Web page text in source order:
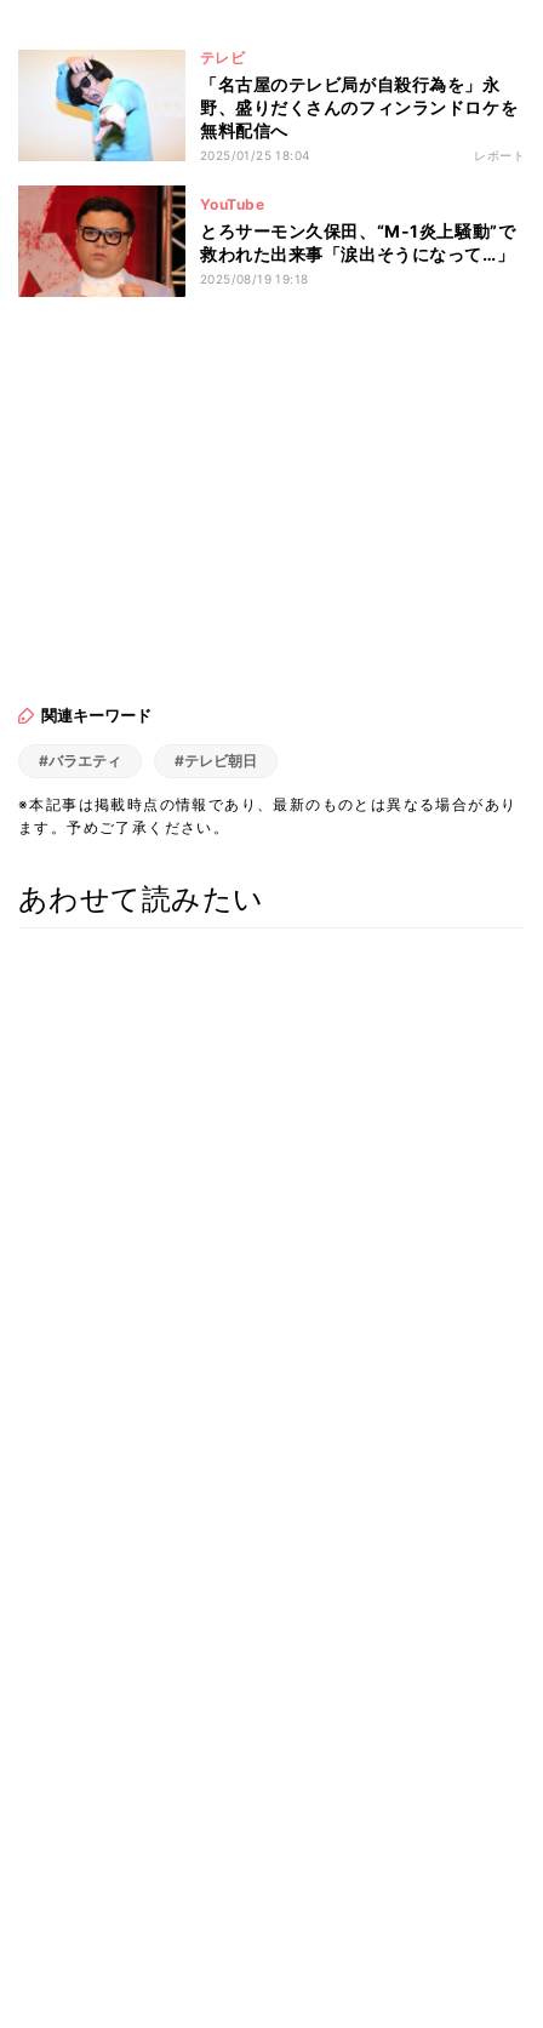
テレビ
「名古屋のテレビ局が自殺行為を」永
野、盛りだくさんのフィンランドロケを
無料配信へ
2025/01/25 18:04 レポート
YouTube
とろサーモン久保田、“M-1炎上騒動”で
救われた出来事「涙出そうになって…」
2025/08/19 19:18
関連キーワード
#バラエティ #テレビ朝日
※本記事は掲載時点の情報であり、最新のものとは異なる場合があり
ます。予めご了承ください。
あわせて読みたい